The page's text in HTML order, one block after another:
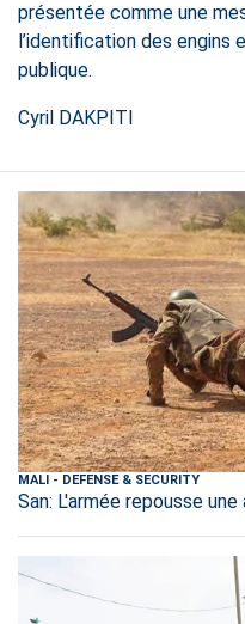
présentée comme une
l’identification des engins
publique.
Cyril DAKPITI
MALI - DEFENSE & SECURITY
San: L'armée repousse